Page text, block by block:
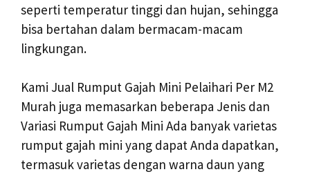
seperti temperatur tinggi dan hujan, sehingga
bisa bertahan dalam bermacam-macam
lingkungan.
Kami Jual Rumput Gajah Mini Pelaihari Per M2
Murah juga memasarkan beberapa Jenis dan
Variasi Rumput Gajah Mini Ada banyak varietas
rumput gajah mini yang dapat Anda dapatkan,
termasuk varietas dengan warna daun yang